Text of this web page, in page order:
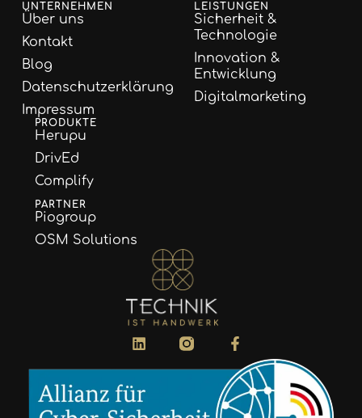
UNTERNEHMEN
Über uns
Kontakt
Blog
Datenschutzerklärung
Impressum
LEISTUNGEN
Sicherheit &
Technologie
Innovation &
Entwicklung
Digitalmarketing
PRODUKTE
Herupu
DrivEd
Complify
PARTNER
Piogroup
OSM Solutions